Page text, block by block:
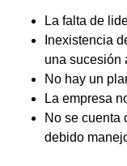
La falta de
Inexistencia
una sucesión
No hay un
La empresa
No se cuenta
debido